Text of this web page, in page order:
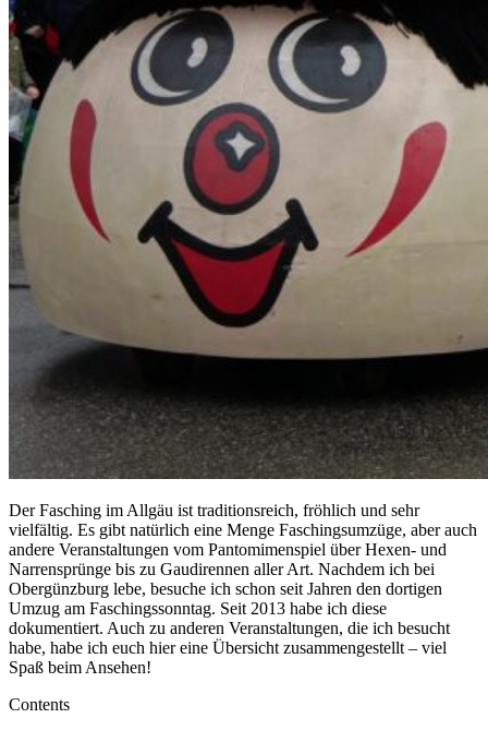
Der Fasching im Allgäu ist traditionsreich, fröhlich und sehr
vielfältig. Es gibt natürlich eine Menge Faschingsumzüge, aber auch
andere Veranstaltungen vom Pantomimenspiel über Hexen- und
Narrensprünge bis zu Gaudirennen aller Art. Nachdem ich bei
Obergünzburg lebe, besuche ich schon seit Jahren den dortigen
Umzug am Faschingssonntag. Seit 2013 habe ich diese
dokumentiert. Auch zu anderen Veranstaltungen, die ich besucht
habe, habe ich euch hier eine Übersicht zusammengestellt – viel
Spaß beim Ansehen!
Contents